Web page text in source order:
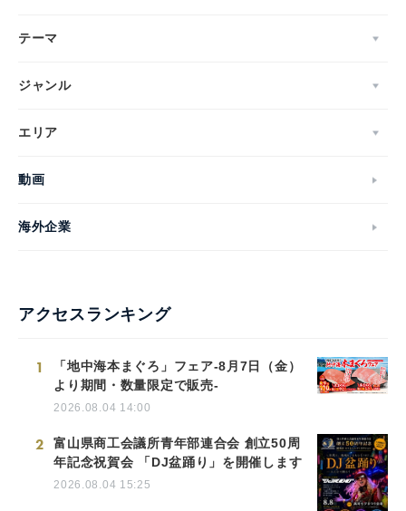
テーマ
ジャンル
エリア
動画
海外企業
アクセスランキング
1
「地中海本まぐろ」フェア-8月7日（金）
より期間・数量限定で販売-
2026.08.04 14:00
2
富山県商工会議所青年部連合会 創立50周
年記念祝賀会 「DJ盆踊り」を開催します
2026.08.04 15:25